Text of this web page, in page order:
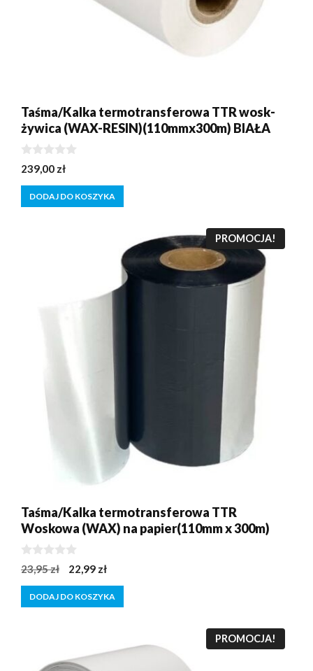
Taśma/Kalka termotransferowa TTR wosk-
żywica (WAX-RESIN)(110mmx300m) BIAŁA
0
z
5
239,00 zł
DODAJ DO KOSZYKA
PROMOCJA!
Taśma/Kalka termotransferowa TTR
Woskowa (WAX) na papier(110mm x 300m)
0
z
5
23,95zł
Pierwotna
cena
wynosiła:
22,99 złAktualna
cena
wynosi:
DODAJ DO KOSZYKA
PROMOCJA!